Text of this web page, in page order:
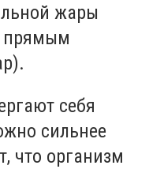
жары
прямым
себя
сильнее
что организм